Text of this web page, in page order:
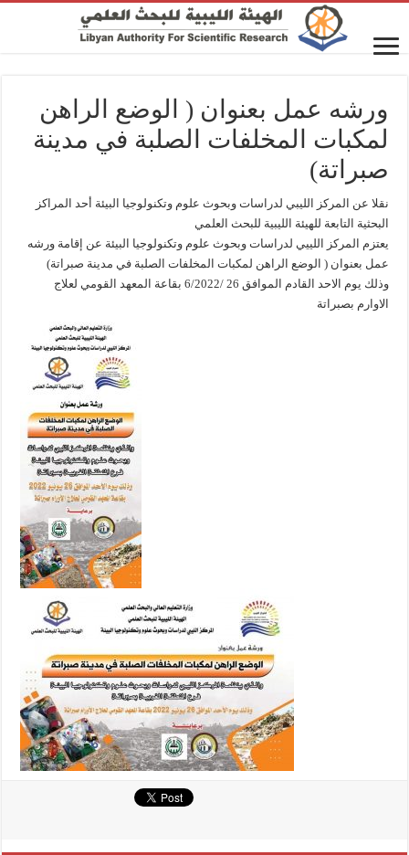
ورشه عمل بعنوان ( الوضع الراهن
لمكبات المخلفات الصلبة في مدينة
صبراتة)
نقلا عن المركز الليبي لدراسات وبحوث علوم وتكنولوجيا البيئة أحد المراكز
البحثية التابعة للهيئة الليبية للبحث العلمي
يعتزم المركز اللييي لدراسات وبحوث علوم وتكنولوجيا البيئة عن إقامة ورشه
عمل بعنوان ( الوضع الراهن لمكبات المخلفات الصلبة في مدينة صبراتة)
وذلك يوم الاحد القادم الموافق 26 /6/2022 بقاعة المعهد القومي لعلاج
الاوارم بصبراتة